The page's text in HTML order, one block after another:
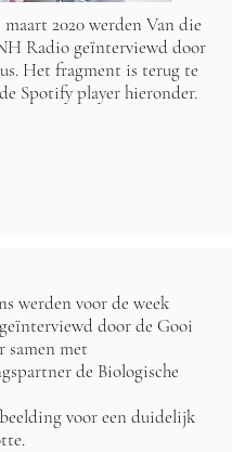
maart 2020 werden Van die
Radio geïnterviewd door
Het fragment is terug te
Spotify player hieronder.
werden voor de week
door de Gooi
samen met
de Biologische
voor een duidelijk